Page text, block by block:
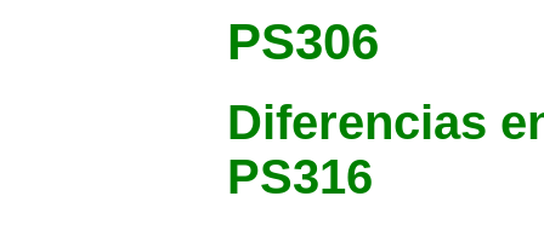
PS306
Diferencias
PS316